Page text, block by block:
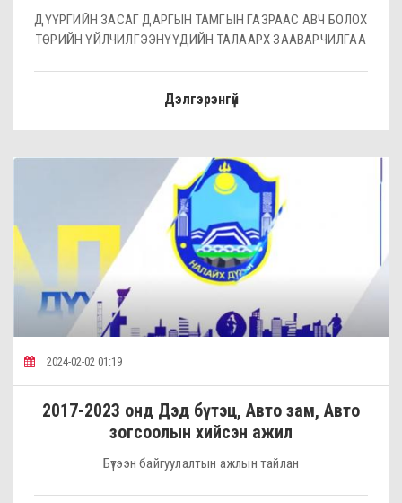
ДҮҮРГИЙН ЗАСАГ ДАРГЫН ТАМГЫН ГАЗРААС АВЧ БОЛОХ
ТӨРИЙН ҮЙЛЧИЛГЭЭНҮҮДИЙН ТАЛААРХ ЗААВАРЧИЛГАА
Дэлгэрэнгүй
2024-02-02 01:19
2017-2023 онд Дэд бүтэц, Авто зам, Авто
зогсоолын хийсэн ажил
Бүтээн байгуулалтын ажлын тайлан